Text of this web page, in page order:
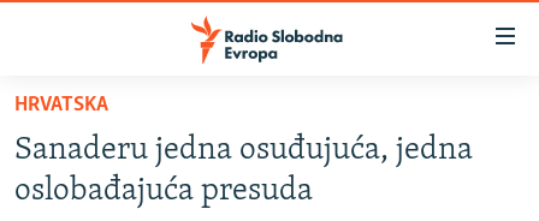
Pređite
glavni
sadržaj
BOSNA I HERCEGOVINA
HRVATSKA
Sanaderu jedna osuđujuća, jedna
oslobađajuća presuda